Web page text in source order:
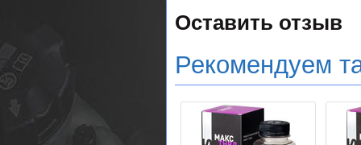
Оставить отзыв
Рекомендуем